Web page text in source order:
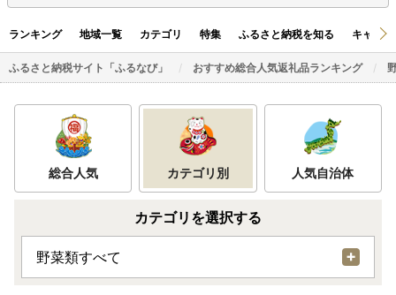
ランキング 地域一覧 カテゴリ 特集 ふるさと納税を知る キャン
ふるさと納税サイト「ふるなび」 おすすめ総合人気返礼品ランキング
総合人気 カテゴリ別 人気自治体
カテゴリを選択する
野菜類すべて